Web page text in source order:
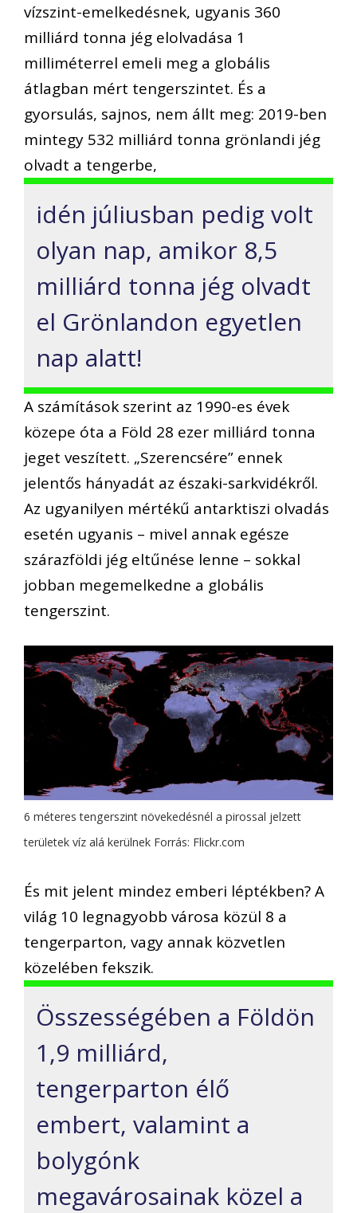
vízszint-emelkedésnek, ugyanis 360
milliárd tonna jég elolvadása 1
milliméterrel emeli meg a globális
átlagban mért tengerszintet. És a
gyorsulás, sajnos, nem állt meg: 2019-ben
mintegy 532 milliárd tonna grönlandi jég
olvadt a tengerbe,
idén júliusban pedig volt
olyan nap, amikor 8,5
milliárd tonna jég olvadt
el Grönlandon egyetlen
nap alatt!
A számítások szerint az 1990-es évek
közepe óta a Föld 28 ezer milliárd tonna
jeget veszített. „Szerencsére” ennek
jelentős hányadát az északi-sarkvidékről.
Az ugyanilyen mértékű antarktiszi olvadás
esetén ugyanis – mivel annak egésze
szárazföldi jég eltűnése lenne – sokkal
jobban megemelkedne a globális
tengerszint.
6 méteres tengerszint növekedésnél a pirossal jelzett
területek víz alá kerülnek Forrás: Flickr.com
És mit jelent mindez emberi léptékben? A
világ 10 legnagyobb városa közül 8 a
tengerparton, vagy annak közvetlen
közelében fekszik.
Összességében a Földön
1,9 milliárd,
tengerparton élő
embert, valamint a
bolygónk
megavárosainak közel a